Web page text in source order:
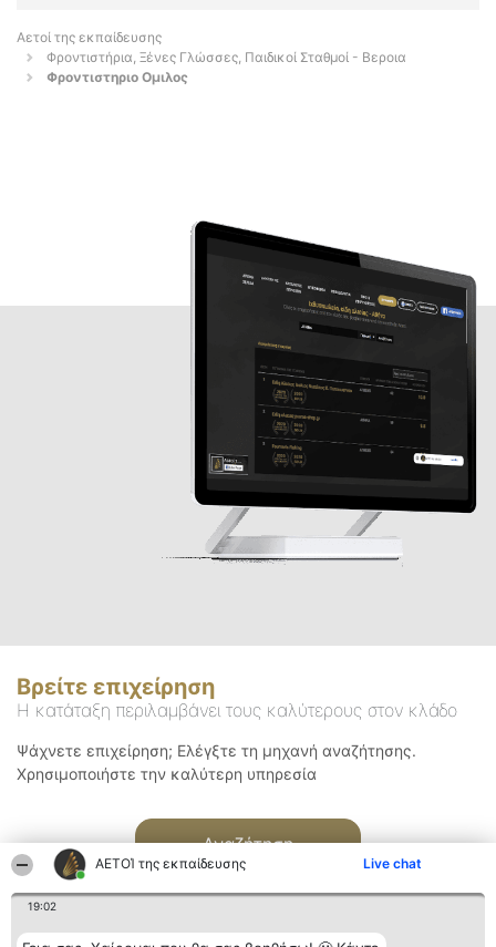
ΑΕΤΟΊ της εκπαίδευσης Live chat
19:02
Αετοί της εκπαίδευσης
Φροντιστήρια, Ξένες Γλώσσες, Παιδικοί Σταθμοί - Βεροια
Φροντιστηριο Ομιλος
Βρείτε επιχείρηση
Η κατάταξη περιλαμβάνει τους καλύτερους στον κλάδο
Ψάχνετε επιχείρηση; Ελέγξτε τη μηχανή αναζήτησης.
Χρησιμοποιήστε την καλύτερη υπηρεσία
Αναζήτηση